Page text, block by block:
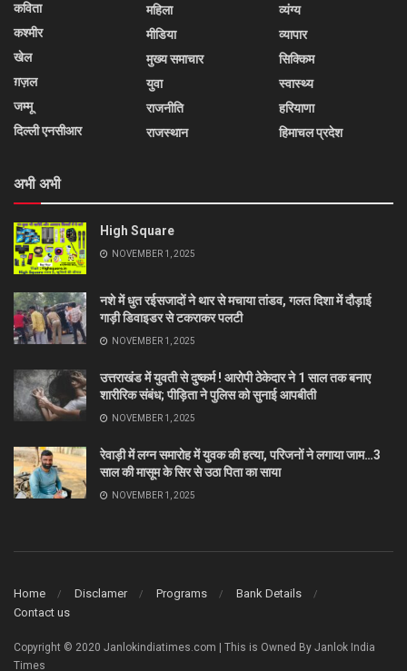
कविता
कश्मीर
खेल
ग़ज़ल
जम्मू
दिल्ली एनसीआर
महिला
मीडिया
मुख्य समाचार
युवा
राजनीति
राजस्थान
व्यंग्य
व्यापार
सिक्किम
स्वास्थ्य
हरियाणा
हिमाचल प्रदेश
अभी अभी
High Square
NOVEMBER 1, 2025
नशे में धुत रईसजादों ने थार से मचाया तांडव, गलत दिशा में दौड़ाई
गाड़ी डिवाइडर से टकराकर पलटी
NOVEMBER 1, 2025
उत्तराखंड में युवती से दुष्कर्म ! आरोपी ठेकेदार ने 1 साल तक बनाए
शारीरिक संबंध; पीड़िता ने पुलिस को सुनाई आपबीती
NOVEMBER 1, 2025
रेवाड़ी में लग्न समारोह में युवक की हत्या, परिजनों ने लगाया जाम…3
साल की मासूम के सिर से उठा पिता का साया
NOVEMBER 1, 2025
Home Disclamer Programs
Bank Details
Contact us
Copyright © 2020 Janlokindiatimes.com | This is Owned By Janlok India
Times